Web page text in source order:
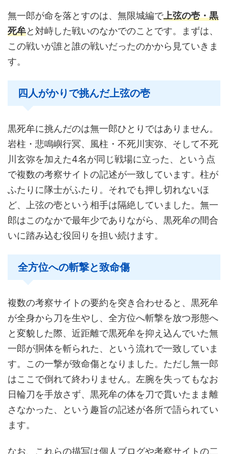
無一郎が命を落とすのは、無限城編で上弦の壱・黒
死牟と対峙した戦いのなかでのことです。まずは、
この戦いが誰と誰の戦いだったのかから見ていきま
す。
四人がかりで挑んだ上弦の壱
黒死牟に挑んだのは無一郎ひとりではありません。
岩柱・悲鳴嶼行冥、風柱・不死川実弥、そして不死
川玄弥を加えた4名が同じ戦場に立った、という点
で複数の考察サイトの記述が一致しています。柱が
ふたりに隊士がふたり。それでも押し切れないほ
ど、上弦の壱という相手は隔絶していました。無一
郎はこのなかで最年少でありながら、黒死牟の間合
いに踏み込む役回りを担い続けます。
全方位への斬撃と致命傷
複数の考察サイトの要約を突き合わせると、黒死牟
が全身から刀を生やし、全方位へ斬撃を放つ形態へ
と変貌した際、近距離で黒死牟を抑え込んでいた無
一郎が胴体を斬られた、という流れで一致していま
す。この一撃が致命傷となりました。ただし無一郎
はここで倒れて終わりません。左腕を失ってもなお
日輪刀を手放さず、黒死牟の体を刀で貫いたまま離
さなかった、という趣旨の記述が各所で語られてい
ます。
なお、これらの描写は個人ブログや考察サイトの二